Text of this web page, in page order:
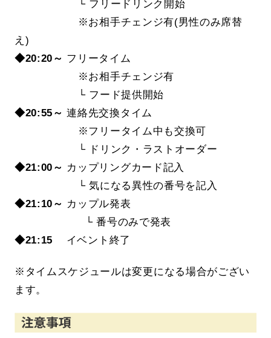
└ フリードリンク開始
※お相手チェンジ有(男性のみ席替
え)
◆20:20～ フリータイム
※お相手チェンジ有
└ フード提供開始
◆20:55～ 連絡先交換タイム
※フリータイム中も交換可
└ ドリンク・ラストオーダー
◆21:00～ カップリングカード記入
└ 気になる異性の番号を記入
◆21:10～ カップル発表
└ 番号のみで発表
◆21:15 イベント終了
※タイムスケジュールは変更になる場合がござい
ます。